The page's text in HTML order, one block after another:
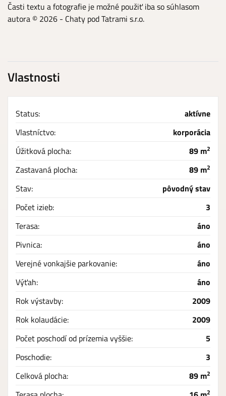
Časti textu a fotografie je možné použiť iba so súhlasom
autora © 2026 - Chaty pod Tatrami s.r.o.
Vlastnosti
Status:
aktívne
Vlastníctvo:
korporácia
Úžitková plocha:
89 m2
Zastavaná plocha: 89 m2
Stav:
pôvodný stav
Počet izieb:
3
Terasa:
áno
Pivnica:
áno
Verejné vonkajšie parkovanie:
áno
Výťah:
áno
Rok výstavby:
2009
Rok kolaudácie:
2009
Počet poschodí od prízemia vyššie:
5
Poschodie:
3
Celková plocha:
89 m2
2